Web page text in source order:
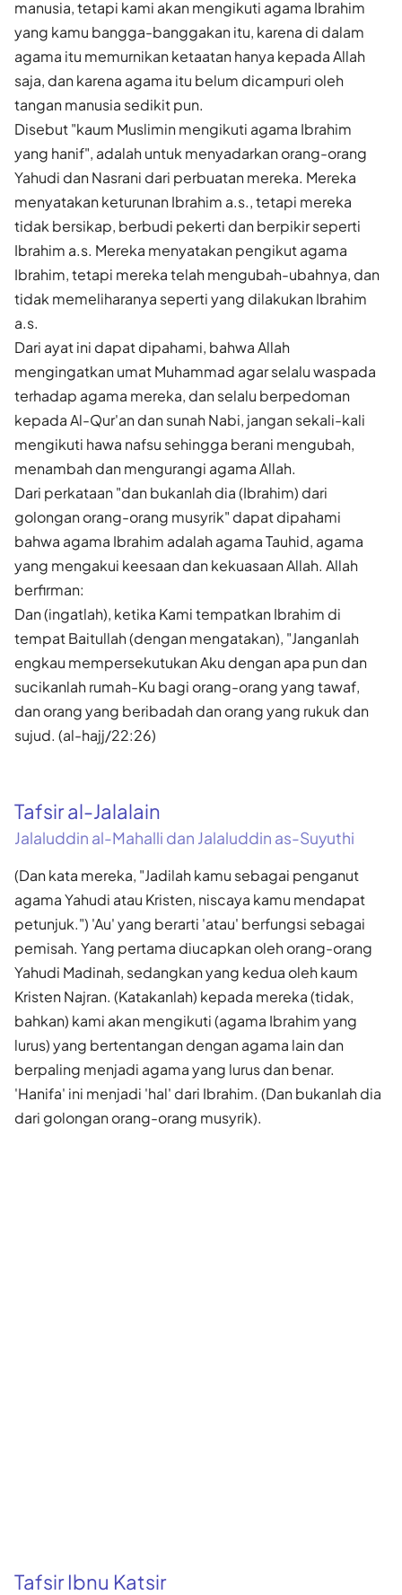
manusia, tetapi kami akan mengikuti agama Ibrahim
yang kamu bangga-banggakan itu, karena di dalam
agama itu memurnikan ketaatan hanya kepada Allah
saja, dan karena agama itu belum dicampuri oleh
tangan manusia sedikit pun.
Disebut "kaum Muslimin mengikuti agama Ibrahim
yang hanif", adalah untuk menyadarkan orang-orang
Yahudi dan Nasrani dari perbuatan mereka. Mereka
menyatakan keturunan Ibrahim a.s., tetapi mereka
tidak bersikap, berbudi pekerti dan berpikir seperti
Ibrahim a.s. Mereka menyatakan pengikut agama
Ibrahim, tetapi mereka telah mengubah-ubahnya, dan
tidak memeliharanya seperti yang dilakukan Ibrahim
a.s.
Dari ayat ini dapat dipahami, bahwa Allah
mengingatkan umat Muhammad agar selalu waspada
terhadap agama mereka, dan selalu berpedoman
kepada Al-Qur'an dan sunah Nabi, jangan sekali-kali
mengikuti hawa nafsu sehingga berani mengubah,
menambah dan mengurangi agama Allah.
Dari perkataan "dan bukanlah dia (Ibrahim) dari
golongan orang-orang musyrik" dapat dipahami
bahwa agama Ibrahim adalah agama Tauhid, agama
yang mengakui keesaan dan kekuasaan Allah. Allah
berfirman:
Dan (ingatlah), ketika Kami tempatkan Ibrahim di
tempat Baitullah (dengan mengatakan), "Janganlah
engkau mempersekutukan Aku dengan apa pun dan
sucikanlah rumah-Ku bagi orang-orang yang tawaf,
dan orang yang beribadah dan orang yang rukuk dan
sujud. (al-hajj/22:26)
Tafsir al-Jalalain
Jalaluddin al-Mahalli dan Jalaluddin as-Suyuthi
(Dan kata mereka, "Jadilah kamu sebagai penganut
agama Yahudi atau Kristen, niscaya kamu mendapat
petunjuk.") 'Au' yang berarti 'atau' berfungsi sebagai
pemisah. Yang pertama diucapkan oleh orang-orang
Yahudi Madinah, sedangkan yang kedua oleh kaum
Kristen Najran. (Katakanlah) kepada mereka (tidak,
bahkan) kami akan mengikuti (agama Ibrahim yang
lurus) yang bertentangan dengan agama lain dan
berpaling menjadi agama yang lurus dan benar.
'Hanifa' ini menjadi 'hal' dari Ibrahim. (Dan bukanlah dia
dari golongan orang-orang musyrik).
Tafsir Ibnu Katsir